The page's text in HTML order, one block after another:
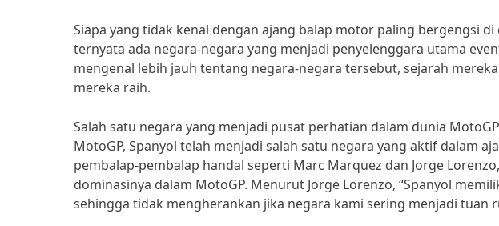
Siapa yang tidak kenal dengan ajang balap motor paling bergengsi
ternyata ada negara-negara yang menjadi penyelenggara utama
mengenal lebih jauh tentang negara-negara tersebut, sejarah
mereka raih.
Salah satu negara yang menjadi pusat perhatian dalam dunia
MotoGP, Spanyol telah menjadi salah satu negara yang aktif dalam
pembalap-pembalap handal seperti Marc Marquez dan Jorge
dominasinya dalam MotoGP. Menurut Jorge Lorenzo, “Spanyol
sehingga tidak mengherankan jika negara kami sering menjadi tuan